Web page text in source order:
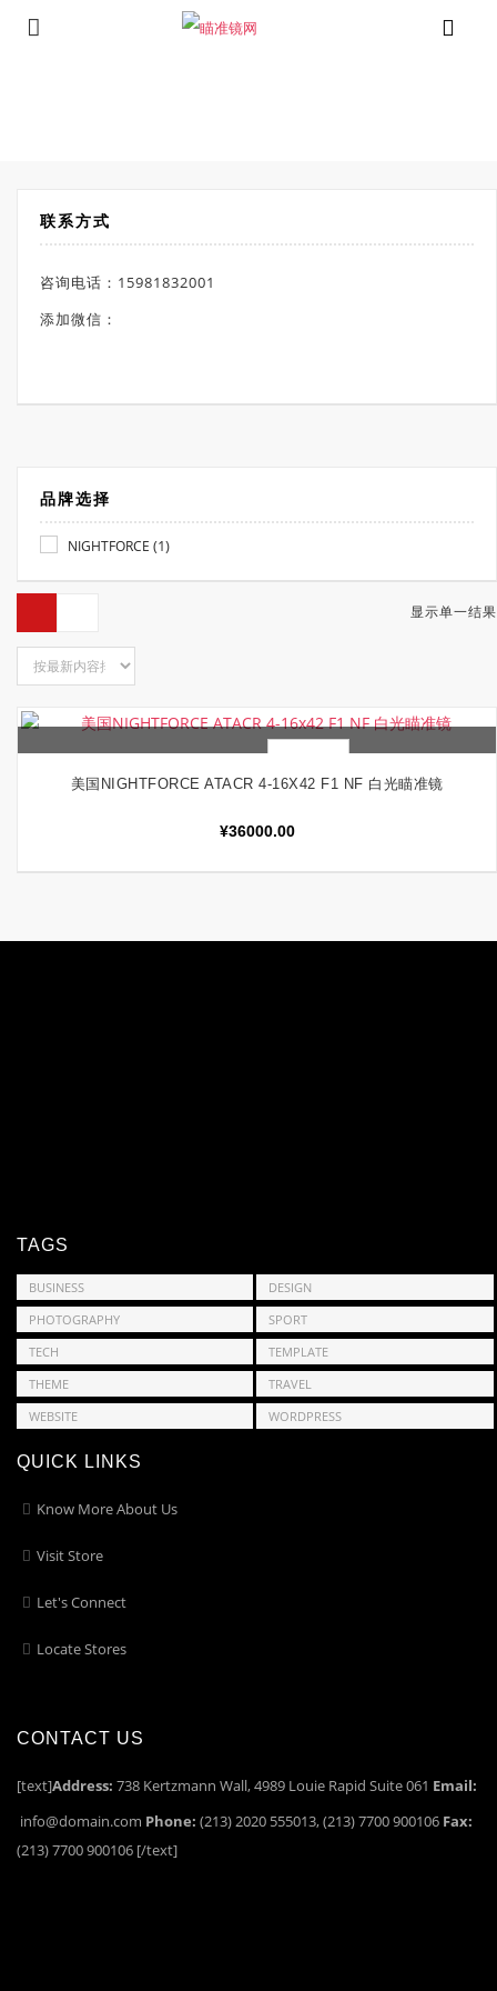
联系方式
咨询电话：15981832001
添加微信：
品牌选择
NIGHTFORCE (1)
显示单一结果
阅读更多 快速查看
美国NIGHTFORCE ATACR 4-16X42 F1 NF 白光瞄准镜
¥36000.00
TAGS
BUSINESS
DESIGN
PHOTOGRAPHY
SPORT
TECH
TEMPLATE
THEME
TRAVEL
WEBSITE
WORDPRESS
QUICK LINKS
Know More About Us
Visit Store
Let's Connect
Locate Stores
CONTACT US
[text]Address: 738 Kertzmann Wall, 4989 Louie Rapid Suite 061 Email:
info@domain.com Phone: (213) 2020 555013, (213) 7700 900106 Fax:
(213) 7700 900106 [/text]